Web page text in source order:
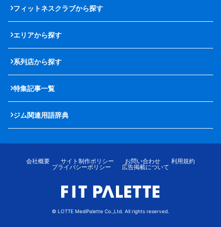
フィットネスクラブから探す
エリアから探す
系列店から探す
特集記事一覧
ジム関連用語辞典
会社概要 サイト制作ポリシー お問い合わせ
利用規約
プライバシーポリシー
広告掲載について
© LOTTE MediPalette Co.,Ltd. All rights reserved.